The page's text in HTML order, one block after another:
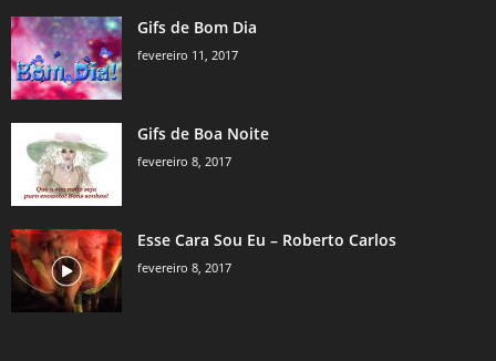
Gifs de Bom Dia
fevereiro 11, 2017
Gifs de Boa Noite
fevereiro 8, 2017
Esse Cara Sou Eu – Roberto Carlos
fevereiro 8, 2017